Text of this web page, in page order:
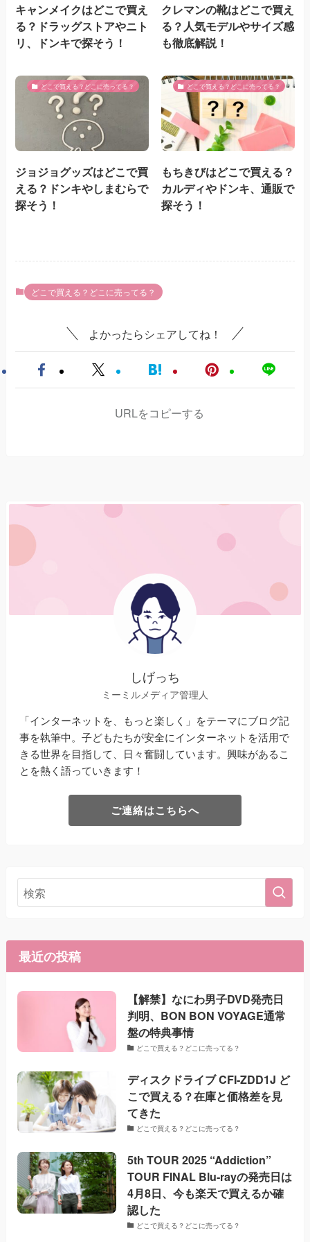
キャンメイクはどこで買え
る？ドラッグストアやニト
リ、ドンキで探そう！
クレマンの靴はどこで買え
る？人気モデルやサイズ感
も徹底解説！
どこで買える？どこに売ってる？
ジョジョグッズはどこで買
える？ドンキやしまむらで
探そう！
どこで買える？どこに売ってる？
もちきびはどこで買える？
カルディやドンキ、通販で
探そう！
どこで買える？どこに売ってる？
よかったらシェアしてね！
URLをコピーする
しげっち
ミーミルメディア管理人
「インターネットを、もっと楽しく」をテーマにブログ記
事を執筆中。子どもたちが安全にインターネットを活用で
きる世界を目指して、日々奮闘しています。興味があるこ
とを熱く語っていきます！
ご連絡はこちらへ
最近の投稿
【解禁】なにわ男子DVD発売日
判明、BON BON VOYAGE通常
盤の特典事情
どこで買える？どこに売ってる？
ディスクドライブ CFI-ZDD1J ど
こで買える？在庫と価格差を見
てきた
どこで買える？どこに売ってる？
5th TOUR 2025 “Addiction”
TOUR FINAL Blu-rayの発売日は
4月8日、今も楽天で買えるか確
認した
どこで買える？どこに売ってる？